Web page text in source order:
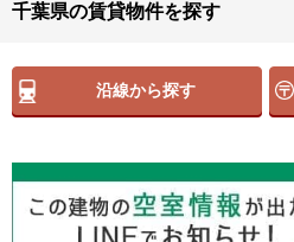
千葉県の賃貸物件を探す
沿線から探す